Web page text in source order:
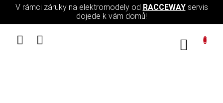
Přejít na obsah
V rámci záruky na elektromodely od RACCEWAYservis
dojede k vám domů!